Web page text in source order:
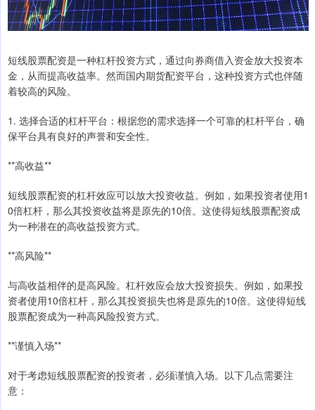
短线股票配资是一种杠杆投资方式，通过向券商借入资金放大投资本
金，从而提高收益率。然而国内期货配资平台，这种投资方式也伴随
着较高的风险。
1. 选择合适的杠杆平台：根据您的需求选择一个可靠的杠杆平台，确
保平台具有良好的声誉和安全性。
**高收益**
短线股票配资的杠杆效应可以放大投资收益。例如，如果投资者使用1
0倍杠杆，那么其投资收益将是原先的10倍。这使得短线股票配资成
为一种潜在的高收益投资方式。
**高风险**
与高收益相伴的是高风险。杠杆效应会放大投资损失。例如，如果投
资者使用10倍杠杆，那么其投资损失也将是原先的10倍。这使得短线
股票配资成为一种高风险投资方式。
**谨慎入场**
对于考虑短线股票配资的投资者，必须谨慎入场。以下几点需要注
意：